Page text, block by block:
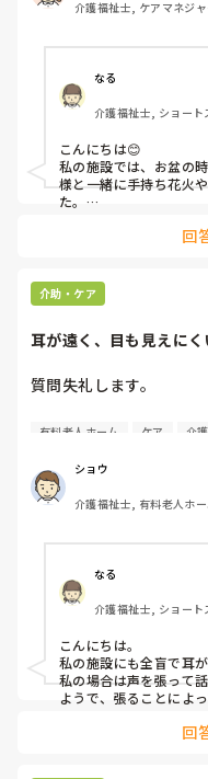
介護福祉士, ケアマネジ
なる
介護福祉士, ショート
こんにちは😊
私の施設では、お盆の
様と一緒に手持ち花火
た。
利用者様にとっても良
回
介助・ケア
耳が遠く、目も見えにく
質問失礼します。
耳が遠く、目もあまり
現在、私は「大きな声
う方法で対応しています。
聞き取れると安心して
かり、痛めてしまうこ
みなさんの職場で、こ
ことや、喉に負担をか
よろしくお願いします。
有料老人ホーム ケア 介
ショウ
介護福祉士, 有料老人ホー
なる
介護福祉士, ショート
こんにちは。
私の施設にも全盲で耳
私の場合は声を張って
ようで、張ることによ
回